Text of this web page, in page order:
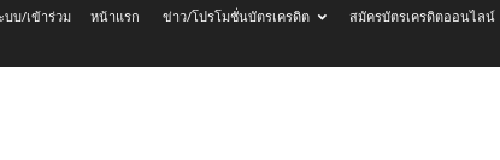
บบ/เข้าร่วม หน้าแรก ข่าว/โปรโมชั่นบัตรเครดิต สมัครบัตรเครดิตออนไลน์